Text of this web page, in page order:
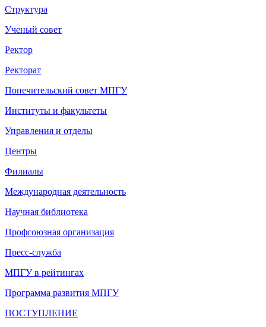
Структура
Ученый совет
Ректор
Ректорат
Попечительский совет МПГУ
Институты и факультеты
Управления и отделы
Центры
Филиалы
Международная деятельность
Научная библиотека
Профсоюзная организация
Пресс-служба
МПГУ в рейтингах
Программа развития МПГУ
ПОСТУПЛЕНИЕ